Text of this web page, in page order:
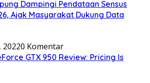
Dampingi Pendataan Sensus
Ajak Masyarakat Dukung Data
20220 Komentar
GTX 950 Review: Pricing Is